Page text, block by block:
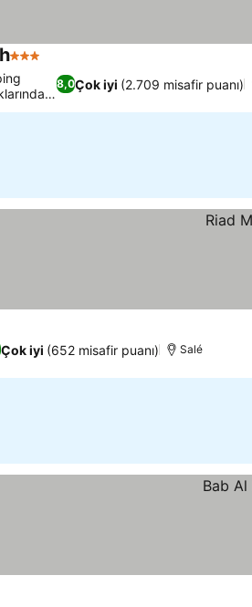
3 Yıldız
8,0Çok iyi (2.709 misafir puanı)
Çok iyi (652 misafir puanı) Salé
görün